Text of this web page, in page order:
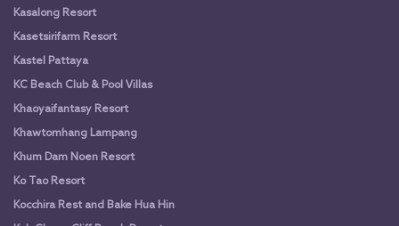
Kasalong Resort
Kasetsirifarm Resort
Kastel Pattaya
KC Beach Club & Pool Villas
Khaoyaifantasy Resort
Khawtomhang Lampang
Khum Dam Noen Resort
Ko Tao Resort
Kocchira Rest and Bake Hua Hin